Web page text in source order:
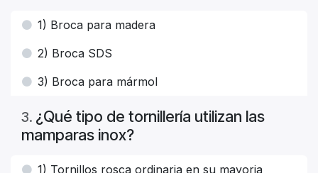
1) Broca para madera
2) Broca SDS
3) Broca para mármol
3. ¿Qué tipo de tornillería utilizan las
mamparas inox?
1) Tornillos rosca ordinaria en su mayoria